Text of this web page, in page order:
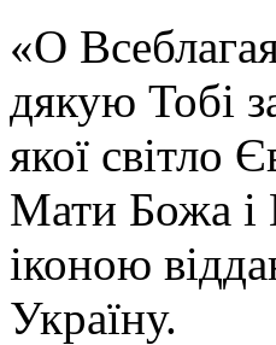
«О
дякую Тобі
якої світло
Мати Божа і
іконою
Україну.